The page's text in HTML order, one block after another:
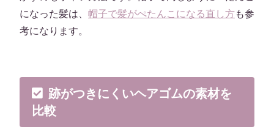
になった髪は、 帽子で髪がぺたんこになる直し方も参
考になります。
跡がつきにくいヘアゴムの素材を
比較